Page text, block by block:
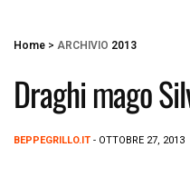
Home > ARCHIVIO 2013
Draghi mago
BEPPEGRILLO.IT - OTTOBRE 27, 2013